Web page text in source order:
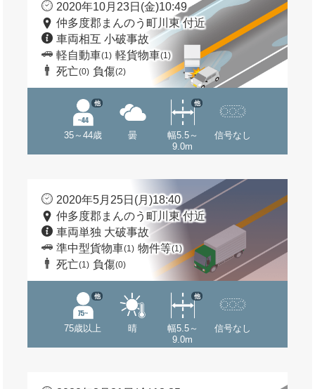
2020年10月23日(金)10:49
仲多度郡まんのう町川東 付近
車両相互 小破事故
軽自動車(1) 軽貨物車(1)
死亡(0) 負傷(2)
35～44歳
他
曇
幅5.5～
9.0m
他
信号なし
2020年5月25日(月)18:40
仲多度郡まんのう町川東 付近
車両単独 大破事故
準中型貨物車(1) 物件等(1)
死亡(1) 負傷(0)
75歳以上
他
晴
幅5.5～
9.0m
他
信号なし